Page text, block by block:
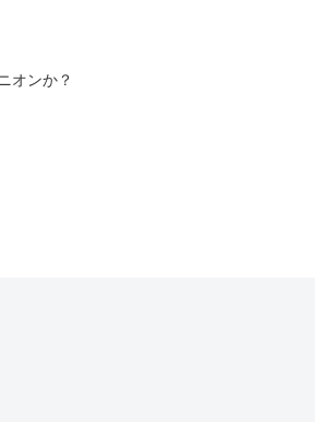
オンか？